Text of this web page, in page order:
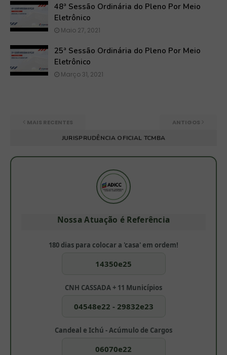
48ª Sessão Ordinária do Pleno Por Meio
Eletrônico
Maio 27, 2021
25ª Sessão Ordinária do Pleno Por Meio
Eletrônico
Março 31, 2021
MAIS RECENTES
ANTIGOS
JURISPRUDÊNCIA OFICIAL TCMBA
Nossa Atuação é Referência
180 dias para colocar a 'casa' em ordem!
14350e25
CNH CASSADA + 11 Municípios
04548e22 - 29832e23
Candeal e Ichú - Acúmulo de Cargos
06070e22